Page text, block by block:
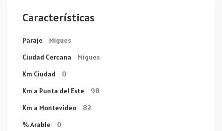
Características
Paraje
Migues
Ciudad Cercana
Migues
Km Ciudad
0
Km a Punta del Este
98
Km a Montevideo
82
% Arable
0